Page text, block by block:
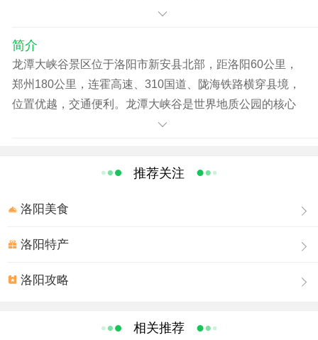
车一运站每天有直通车，早8点，9点两班，车票20元 ，直
班，车票20元 ，直达洛阳。 咨询热线：18637905197；
15516385181
简介
龙潭大峡谷景区位于洛阳市新安县北部，距洛阳60公里，
郑州180公里，连霍高速、310国道、陇海铁路横穿县境，
位置优越，交通便利。龙潭大峡谷是世界地质公园的核心
景区，先后获得“国家地质公园”、“中国最具发展潜力景
峡”和“黄河山水画廊”等美名。
龙潭大峡谷是一条由紫红色石英砂岩经流水追踪下切形成
云蒸霞蔚，激流飞溅，红壁绿荫，悬崖绝壁，不同时期的
痕大绝壁国内外罕见。景区的六大自然谜团（水往高处
迹）七大幽潭瀑布（五龙潭、龙涎潭、青龙潭、黑龙潭、
推荐关注
洛阳美食
洛阳特产
洛阳攻略
相关推荐